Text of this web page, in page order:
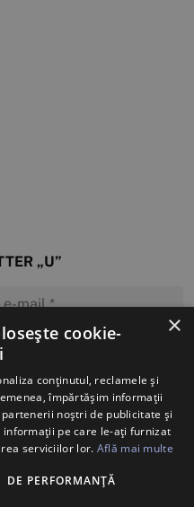
„U”
×
cookie-
conținutul, reclamele și
împărtășim informații
noștri de publicitate și
informații pe care le-ați furnizat
serviciilor lor. Află mai multe
DE PERFORMANȚĂ